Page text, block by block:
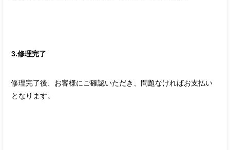
3.修理完了
修理完了後、お客様にご確認いただき、問題なければお支払い
となります。